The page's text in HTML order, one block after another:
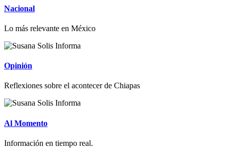
Nacional
Lo más relevante en México
Opinión
Reflexiones sobre el acontecer de Chiapas
Al Momento
Información en tiempo real.